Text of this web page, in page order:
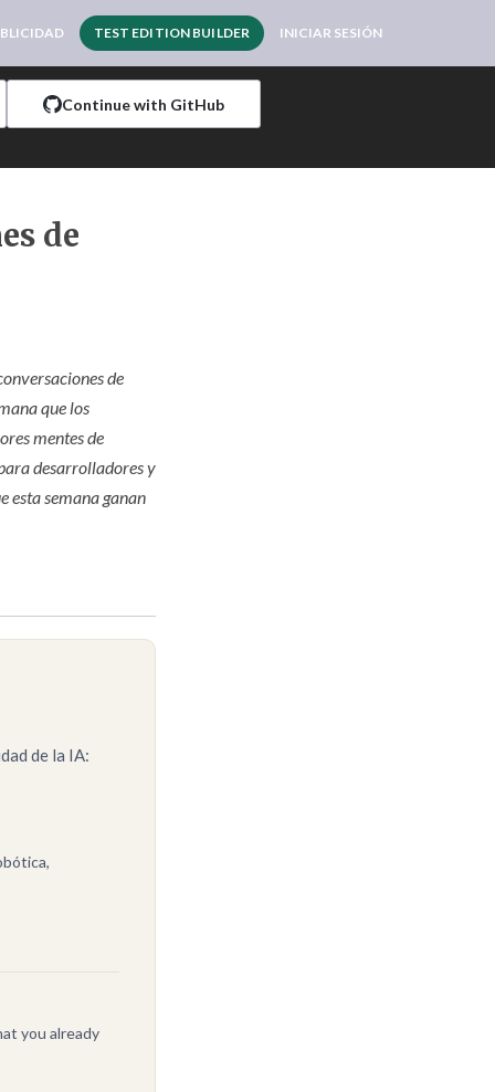
TEST EDITION BUILDER INICIAR SESIÓN
Continue with GitHub
de
de
que los
mentes de
desarrolladores y
esta semana ganan
de la IA:
you already